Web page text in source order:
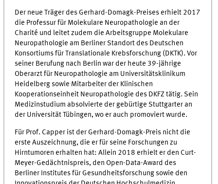
Der neue Träger des Gerhard-Domagk-Preises erhielt 2017
die Professur für Molekulare Neuropathologie an der
Charité und leitet zudem die Arbeitsgruppe Molekulare
Neuropathologie am Berliner Standort des Deutschen
Konsortiums für Translationale Krebsforschung (DKTK). Vor
seiner Berufung nach Berlin war der heute 39-jährige
Oberarzt für Neuropathologie am Universitätsklinikum
Heidelberg sowie Mitarbeiter der Klinischen
Kooperationseinheit Neuropathologie des DKFZ tätig. Sein
Medizinstudium absolvierte der gebürtige Stuttgarter an
der Universität Tübingen, wo er auch promoviert wurde.
Für Prof. Capper ist der Gerhard-Domagk-Preis nicht die
erste Auszeichnung, die er für seine Forschungen zu
Hirntumoren erhalten hat: Allein 2018 erhielt er den Curt-
Meyer-Gedächtnispreis, den Open-Data-Award des
Berliner Institutes für Gesundheitsforschung sowie den